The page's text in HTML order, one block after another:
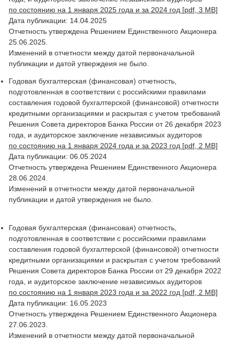
по состоянию на 1 января 2025 года и за 2024 год [pdf, 3 MB]
Дата публикации: 14.04.2025
Отчетность утверждена Решением Единственного Акционера
25.06.2025.
Изменений в отчетности между датой первоначальной
публикации и датой утверждеия не было.
Годовая бухгалтерская (финансовая) отчетность,
подготовленная в соответствии с российскими правилами
составления годовой бухгалтерской (финансовой) отчетности
кредитными организациями и раскрытая с учетом требований
Решения Совета директоров Банка России от 26 декабря 2023
года, и аудиторское заключение независимых аудиторов
по состоянию на 1 января 2024 года и за 2023 год [pdf, 2 MB]
Дата публикации: 06.05.2024
Отчетность утверждена Решением Единственного Акционера
28.06.2024.
Изменений в отчетности между датой первоначальной
публикации и датой утверждения не было.
Годовая бухгалтерская (финансовая) отчетность,
подготовленная в соответствии с российскими правилами
составления годовой бухгалтерской (финансовой) отчетности
кредитными организациями и раскрытая с учетом требований
Решения Совета директоров Банка России от 29 декабря 2022
года, и аудиторское заключение независимых аудиторов
по состоянию на 1 января 2023 года и за 2022 год [pdf, 2 MB]
Дата публикации: 16.05.2023
Отчетность утверждена Решением Единственного Акционера
27.06.2023.
Изменений в отчетности между датой первоначальной